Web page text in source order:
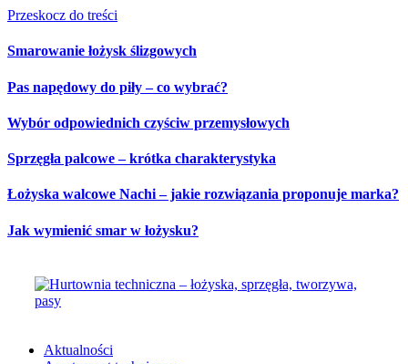
Przeskocz do treści
Smarowanie łożysk ślizgowych
Pas napędowy do piły – co wybrać?
Wybór odpowiednich czyściw przemysłowych
Sprzęgła palcowe – krótka charakterystyka
Łożyska walcowe Nachi – jakie rozwiązania proponuje marka?
Jak wymienić smar w łożysku?
Aktualności